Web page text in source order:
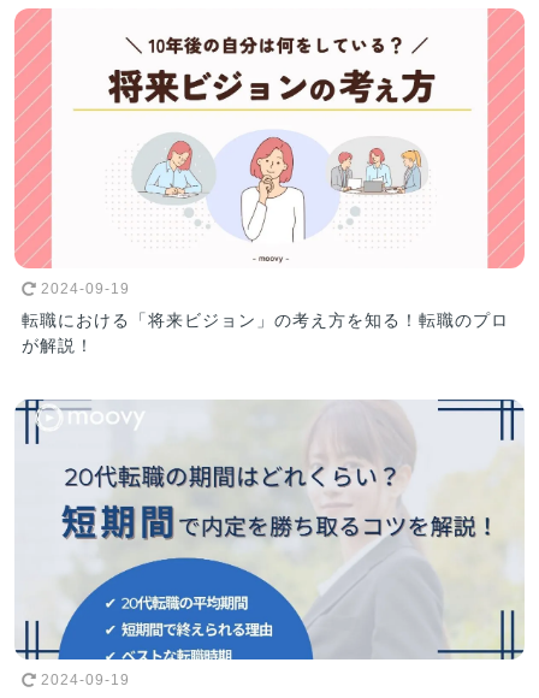
2024-09-19
転職における「将来ビジョン」の考え方を知る！転職のプロ
が解説！
2024-09-19